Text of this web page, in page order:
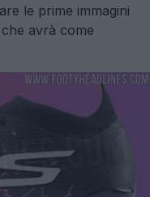
le prime immagini
avrà come